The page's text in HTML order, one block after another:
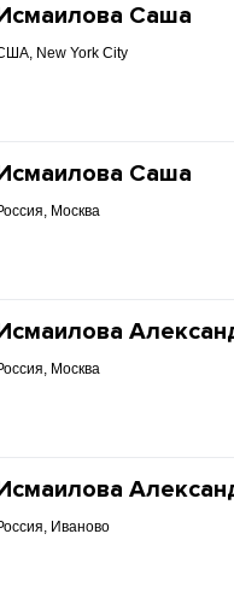
Саша
New York City
Саша
Москва
Москва
Иваново